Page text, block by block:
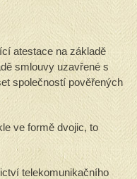
atestace na základě
smlouvy uzavřené s
společností pověřených
ve formě dvojic, to
telekomunikačního